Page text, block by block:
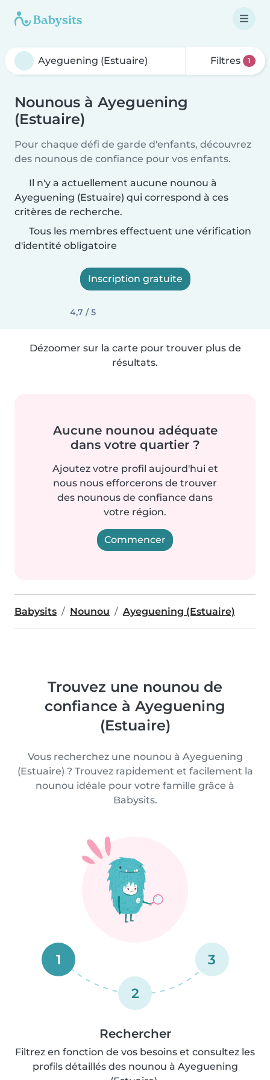
Filtres 1
Nounous à Ayeguening
(Estuaire)
Pour chaque défi de garde d'enfants, découvrez
des nounous de confiance pour vos enfants.
Il n'y a actuellement aucune nounou à
Ayeguening (Estuaire) qui correspond à ces
critères de recherche.
Tous les membres effectuent une vérification
d'identité obligatoire
Inscription gratuite
4,7 / 5
Dézoomer sur la carte pour trouver plus de
résultats.
Aucune nounou adéquate
dans votre quartier ?
Ajoutez votre profil aujourd'hui et
nous nous efforcerons de trouver
des nounous de confiance dans
votre région.
Commencer
Babysits Nounou Ayeguening (Estuaire)
Trouvez une nounou de
confiance à Ayeguening
(Estuaire)
Vous recherchez une nounou à Ayeguening
(Estuaire) ? Trouvez rapidement et facilement la
nounou idéale pour votre famille grâce à
Babysits.
1
2
3
Rechercher
Filtrez en fonction de vos besoins et consultez les
profils détaillés des nounou à Ayeguening